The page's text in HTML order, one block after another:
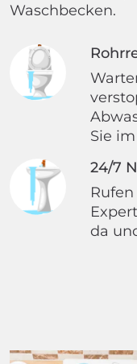
Waschbecken.
Sie
24/7
da